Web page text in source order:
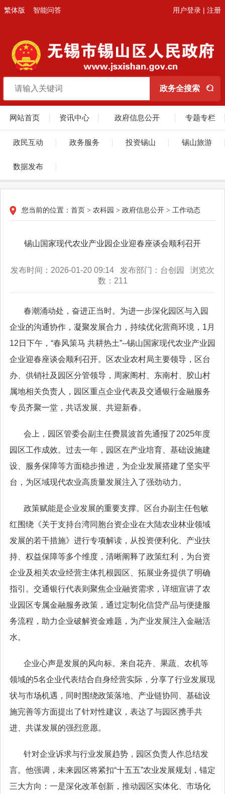
繁体版 智能问答 用户登录 | 注册
网站首页 资讯中心 政府信息公开 专题专栏
政民互动 政务服务 投资锡山 锡山旅游
数据发布
您当前的位置： 首页 > 农科园 > 政府信息公开 > 工作动态
锡山国家现代农业产业园企业迎春座谈会顺利召开
发布时间：2026-01-20 09:14 发布部门：台创园 浏览次
数： 211
春潮涌动处，奋进正当时。为进一步深化园区与入园
企业的沟通协作，凝聚发展合力，持续优化营商环境，1月
12日下午，“春风策马 共耕热土”--锡山国家现代农业产业园
企业迎春座谈会顺利召开。区农业农村局主要领导，区台
办、供销社及园区分管领导，周家阁村、东南村、胶山村
属地相关负责人，园区重点企业代表及交通银行金融服务
专员齐聚一堂，共话发展、共迎新春。
会上，园区管委会副主任费晨波首先通报了2025年度
园区工作成效。过去一年，园区在产业培育、基础设施建
设、服务保障等方面稳步推进，为企业发展搭建了坚实平
台，为区域现代农业高质量发展注入了强劲动力。
政策赋能是企业发展的重要支撑。区台办副主任包敏
红围绕《关于支持台湾同胞台资企业在大陆农业林业领域
发展的若干措施》进行专项解读，从投资便利化、产业扶
持、权益保障等多个维度，清晰阐释了政策红利，为台资
企业及相关农业经营主体扎根园区、拓展业务提供了明确
指引。交通银行代表则聚焦企业融资需求，详细宣讲了农
业园区专属金融服务政策，通过定制化信贷产品与便捷服
务流程，助力企业破解资金难题，为产业发展注入金融活
水。
企业心声是发展的风向标。来自花卉、果蔬、农机等
领域的5名企业代表结合自身经营实际，分享了行业发展现
状与市场机遇，同时围绕政策落地、产业链协同、基础设
施完善等方面提出了针对性建议，表达了与园区携手共
进、共谋发展的强烈意愿。
针对企业诉求与行业发展趋势，园区负责人作总结发
言。他强调，未来园区将紧扣“十五五”农业发展规划，锚定
三大方向：一是深化改革创新，推动园区实体化、市场化